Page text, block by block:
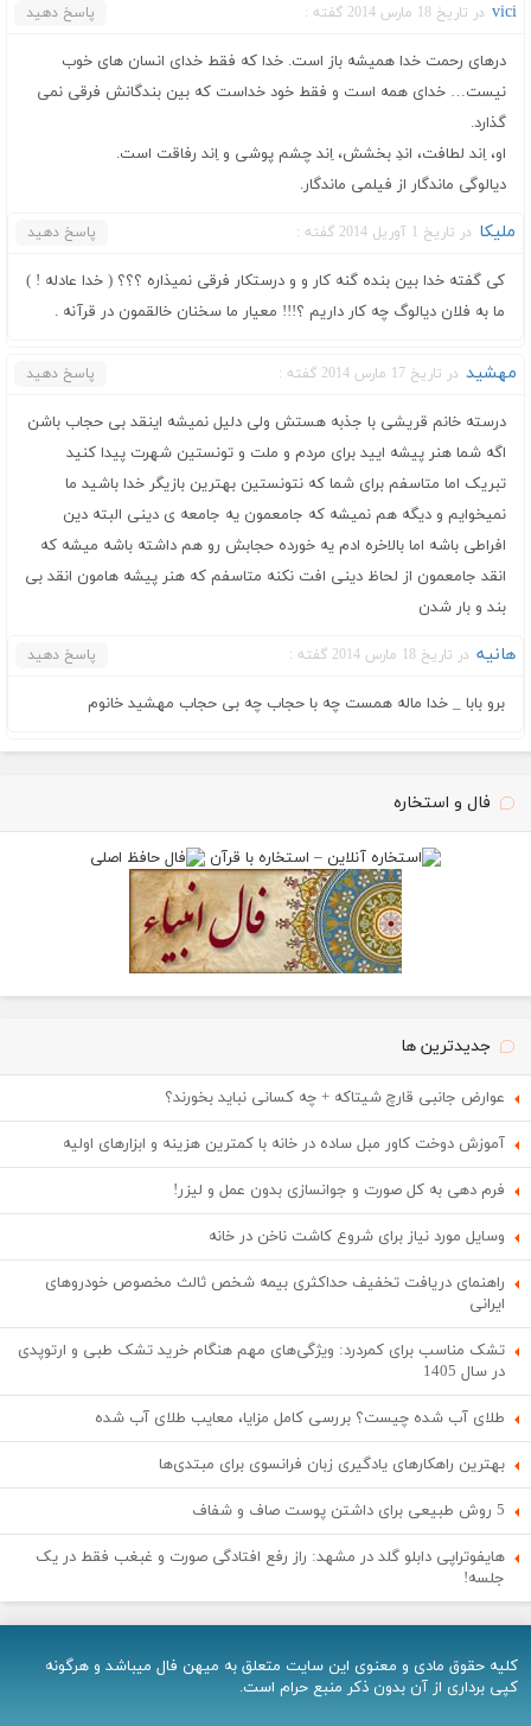
vici در تاریخ 18 مارس 2014 گفته : پاسخ دهید
درهای رحمت خدا همیشه باز است. خدا که فقط خدای انسان های خوب
نیست… خدای همه است و فقط خود خداست که بین بندگانش فرقی نمی
گذارد.
او، اِند لطافت، اندِ بخشش، اِند چشم پوشی و اِند رفاقت است.
دیالوگی ماندگار از فیلمی ماندگار.
ملیکا در تاریخ 1 آوریل 2014 گفته : پاسخ دهید
کی گفته خدا بین بنده گنه کار و و درستکار فرقی نمیذاره ؟؟؟ ( خدا عادله ! )
ما به فلان دیالوگ چه کار داریم ؟!!! معیار ما سخنان خالقمون در قرآنه .
مهشید در تاریخ 17 مارس 2014 گفته : پاسخ دهید
درسته خانم قریشی با جذبه هستش ولی دلیل نمیشه اینقد بی حجاب باشن
اگه شما هنر پیشه ایید برای مردم و ملت و تونستین شهرت پیدا کنید
تبریک اما متاسفم برای شما که نتونستین بهترین بازیگر خدا باشید ما
نمیخوایم و دیگه هم نمیشه که جامعمون یه جامعه ی دینی البته دین
افراطی باشه اما بالاخره ادم یه خورده حجابش رو هم داشته باشه میشه که
انقد جامعمون از لحاظ دینی افت نکنه متاسفم که هنر پیشه هامون انقد بی
بند و بار شدن
هانیه در تاریخ 18 مارس 2014 گفته : پاسخ دهید
برو بابا _ خدا ماله همست چه با حجاب چه بی حجاب مهشید خانوم
فال و استخاره
جدیدترین ها
عوارض جانبی قارچ شیتاکه + چه کسانی نباید بخورند؟
آموزش دوخت کاور مبل ساده در خانه با کمترین هزینه و ابزارهای اولیه
فرم دهی به کل صورت و جوانسازی بدون عمل و لیزر!
وسایل مورد نیاز برای شروع کاشت ناخن در خانه
راهنمای دریافت تخفیف حداکثری بیمه شخص ثالث مخصوص خودروهای
ایرانی
تشک مناسب برای کمردرد: ویژگی‌های مهم هنگام خرید تشک طبی و ارتوپدی
در سال 1405
طلای آب شده چیست؟ بررسی کامل مزایا، معایب طلای آب شده
بهترین راهکارهای یادگیری زبان فرانسوی برای مبتدی‌ها
5 روش طبیعی برای داشتن پوست صاف و شفاف
هایفوتراپی دابلو گلد در مشهد: راز رفع افتادگی صورت و غبغب فقط در یک
جلسه!
کلیه حقوق مادی و معنوی اين سایت متعلق به میهن فال میباشد و هرگونه
کپی برداری از آن بدون ذکر منبع حرام است.